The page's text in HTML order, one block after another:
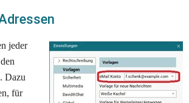
jeder
Dazu
für